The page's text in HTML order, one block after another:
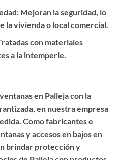
Mejoran la seguridad, lo
la vivienda o local comercial.
con materiales
a la intemperie.
en Pallejacon la
en nuestra empresa
Comofabricantes e
y accesos en bajos en
brindar protección y